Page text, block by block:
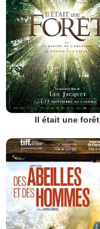
Il était une forêt